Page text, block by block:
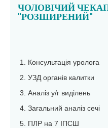
ЧОЛОВІЧИЙ
"РОЗШИРЕНИЙ"
Консультація уролога
УЗД органів калитки
Аналіз у/г виділень
Загальний аналіз сечі
ПЛР на 7 ІПСШ